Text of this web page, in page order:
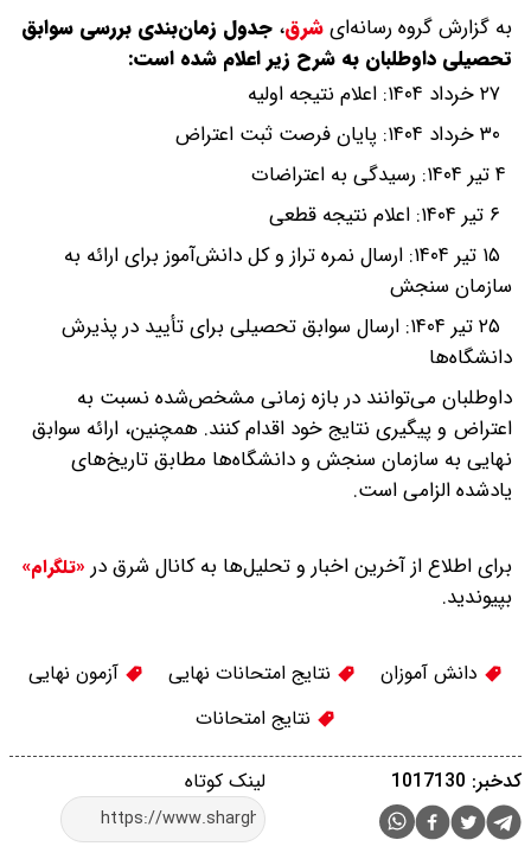
به گزارش گروه رسانه‌ایشرق، جدول زمان‌بندی بررسی سوابق
تحصیلی داوطلبان به شرح زیر اعلام شده است:
۱۵ تیر ۱۴۰۴: ارسال نمره تراز و کل دانش‌آموز برای ارائه به
سازمان سنجش
۲۵ تیر ۱۴۰۴: ارسال سوابق تحصیلی برای تأیید در پذیرش
دانشگاه‌ها
داوطلبان می‌توانند در بازه زمانی مشخص‌شده نسبت به
اعتراض و پیگیری نتایج خود اقدام کنند. همچنین، ارائه سوابق
نهایی به سازمان سنجش و دانشگاه‌ها مطابق تاریخ‌های
یادشده الزامی است.
برای اطلاع از آخرین اخبار و تحلیل‌ها به کانال شرق در «تلگرام»
بپیوندید.
دانش آموزان نتایج امتحانات نهایی
آزمون نهایی
نتایج امتحانات
لینک کوتاه کدخبر: 1017130